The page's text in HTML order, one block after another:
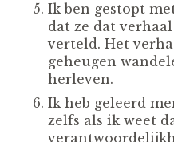
Ik ben gestopt
dat ze dat
verteld. Het
geheugen
herleven.
Ik heb geleerd
zelfs als ik weet